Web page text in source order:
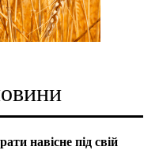
навісне під свій